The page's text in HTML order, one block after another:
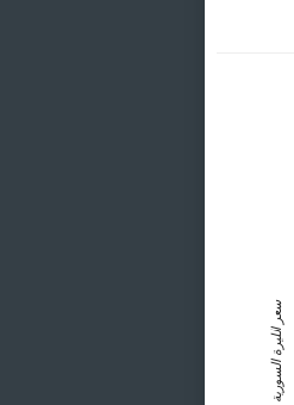
سعر الليرة السورية